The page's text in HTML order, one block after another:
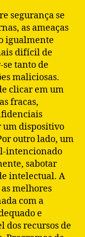
segurança se
as ameaças
igualmente
difícil de
tanto de
maliciosas.
clicar em um
fracas,
dispositivo
outro lado, um
intencionado
sabotar
intelectual. A
melhores
com a
e
dos recursos de